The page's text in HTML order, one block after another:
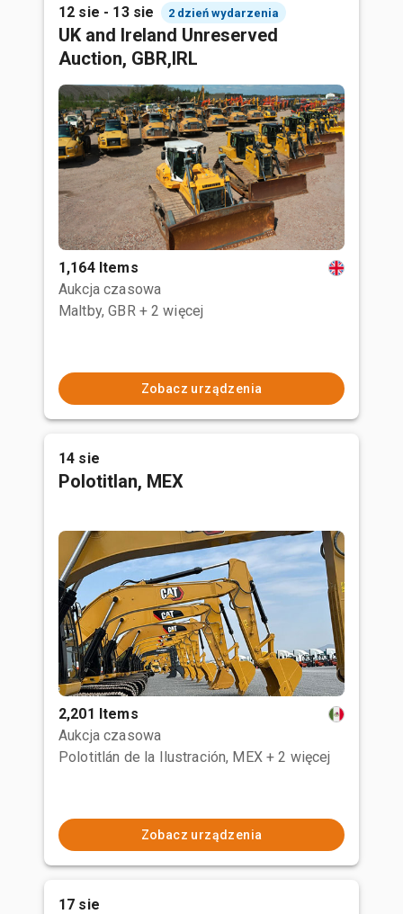
12 sie - 13 sie 2 dzień wydarzenia
UK and Ireland Unreserved
Auction, GBR,IRL
1,164 Items
Aukcja czasowa
Maltby, GBR + 2 więcej
Zobacz urządzenia
14 sie
Polotitlan, MEX
2,201 Items
Aukcja czasowa
Polotitlán de la Ilustración, MEX + 2 więcej
Zobacz urządzenia
17 sie